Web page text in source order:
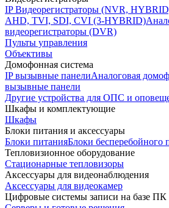
IP Видеорегистраторы (NVR,
AHD, TVI, SDI, CVI (3-HYBRID)
видеорегистраторы (DVR)
Пульты управления
Объективы
Домофонная система
IP вызывные панелиАналоговая
вызывные панели
Другие устройства для ОПС и
Шкафы и комплектующие
Шкафы
Блоки питания и аксессуары
Блоки питанияБлоки бесперебойного
Тепловизионное оборудование
Стационарные тепловизоры
Аксессуары для видеонаблюдения
Аксессуары для видеокамер
Цифровые системы записи на базе ПК